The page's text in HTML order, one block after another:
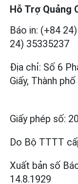
Hỗ Trợ Quảng
Báo in: (+84
24) 35335237
Địa chỉ: Số 6
Giấy, Thành
Giấy phép số:
Do Bộ TTTT
Xuất bản số
14.8.1929